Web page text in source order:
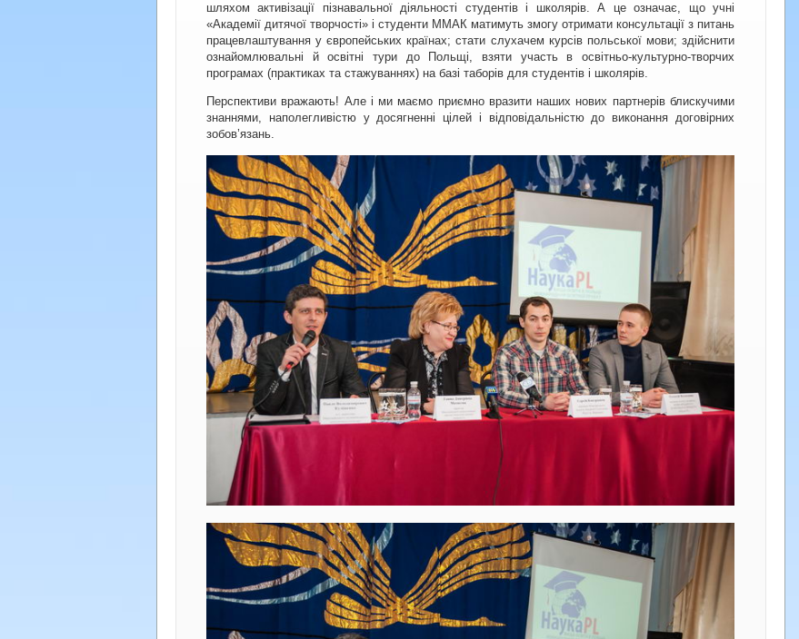
шляхом активізації пізнавальної діяльності студентів і школярів. А це означає, що учні
«Академії дитячої творчості» і студенти ММАК матимуть змогу отримати консультації з питань
працевлаштування у європейських країнах; стати слухачем курсів польської мови; здійснити
ознайомлювальні й освітні тури до Польщі, взяти участь в освітньо-культурно-творчих
програмах (практиках та стажуваннях) на базі таборів для студентів і школярів.
Перспективи вражають! Але і ми маємо приємно вразити наших нових партнерів блискучими
знаннями, наполегливістю у досягненні цілей і відповідальністю до виконання договірних
зобов’язань.